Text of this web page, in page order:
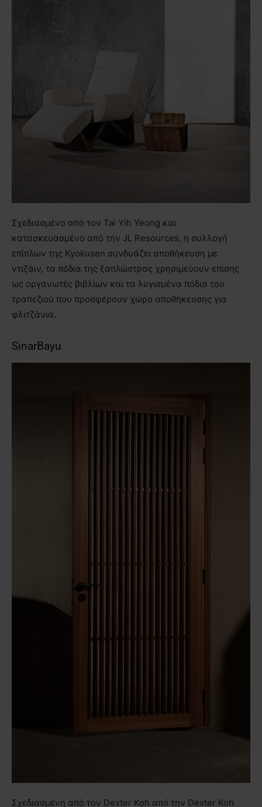
Σχεδιασμένο από τον Tai Yih Yeong και
κατασκευασμένο από την JL Resources, η συλλογή
επίπλων της Kyokusen συνδυάζει αποθήκευση με
ντιζάιν, τα πόδια της ξαπλώστρας χρησιμεύουν επίσης
ως οργανωτές βιβλίων και τα λυγισμένα πόδια του
τραπεζιού που προσφέρουν χώρο αποθήκευσης για
φλιτζάνια.
SinarBayu
Σχεδιασμένη από τον Dexter Koh από την Dexter Koh